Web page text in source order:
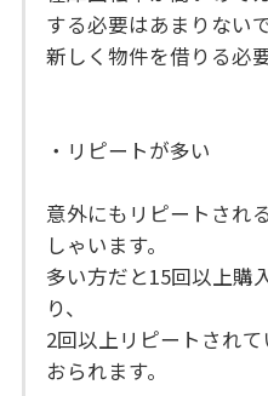
する必要はあまりない
新しく物件を借りる必
・リピートが多い
意外にもリピートされ
しゃいます。
多い方だと15回以上購
り、
2回以上リピートされ
おられます。